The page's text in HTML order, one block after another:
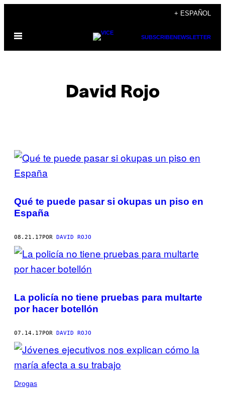
contenido
+ ESPAÑOL
Abrir
SUBSCRIBENEWSLETTER
David Rojo
POSTS
BY
THIS
AUTHOR
Qué te puede pasar si okupas un piso en
España
08.21.17POR DAVID ROJO
La policía no tiene pruebas para multarte
por hacer botellón
07.14.17POR DAVID ROJO
Drogas